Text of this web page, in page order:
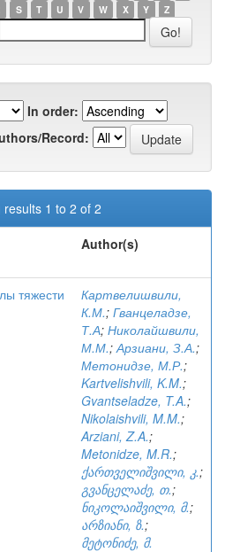
S T U V W X Y Z
In order:
Record:
results 1 to 2 of 2
Author(s)
тяжести
Картвелишвили,
К.М.; Гванцеладзе,
Т.А; Николайшвили,
М.М.;Арзиани, З.А.;
Метонидзе, М.Р.;
Kartvelishvili, K.M.;
Gvantseladze, T.A.;
Nikolaishvili, M.M.;
Arziani, Z.A.;
Metonidze, M.R.;
ქართველიშვილი, კ.;
გვანცელაძე, თ.;
ნიკოლაიშვილი, მ.;
არზიანი, ზ.;
მეტონიძე, მ.